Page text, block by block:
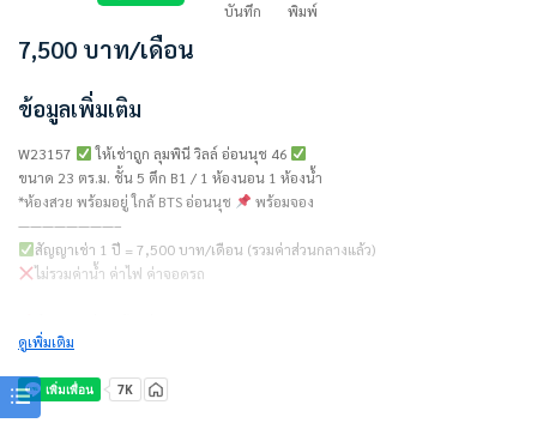
บันทึก
พิมพ์
7,500 บาท/เดือน
ข้อมูลเพิ่มเติม
W23157
ให้เช่าถูก ลุมพินี วิลล์ อ่อนนุช 46
ขนาด 23 ตร.ม. ชั้น 5 ตึก B1 / 1 ห้องนอน 1 ห้องน้ำ
*ห้องสวย พร้อมอยู่ ใกล้ BTS อ่อนนุช
พร้อมจอง
————————–
สัญญาเช่า 1 ปี = 7,500 บาท/เดือน (รวมค่าส่วนกลางแล้ว)
ไม่รวมค่าน้ำ ค่าไฟ ค่าจอดรถ
– ค่าเช่าเดือนแรก 1 เดือน = 7,500 บาท
– รวมเป็นเงิน 22,500 บาท
————————–
ดูเพิ่มเติม